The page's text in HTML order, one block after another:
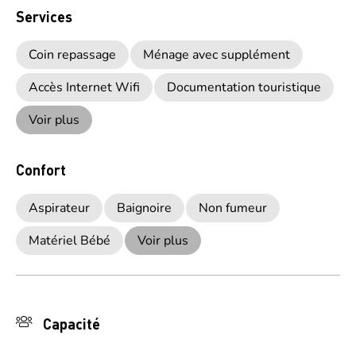
Services
Coin repassage
Ménage avec supplément
Accès Internet Wifi
Documentation touristique
Voir plus
Confort
Aspirateur Baignoire
Non fumeur
Matériel Bébé
Voir plus
Capacité